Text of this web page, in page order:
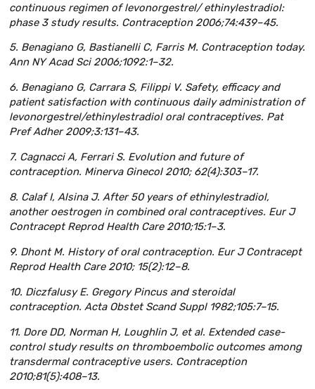
continuous regimen of levonorgestrel/ ethinylestradiol:
phase 3 study results. Contraception 2006;74:439–45.
5. Benagiano G, Bastianelli C, Farris M. Contraception today.
Ann NY Acad Sci 2006;1092:1–32.
6. Benagiano G, Carrara S, Filippi V. Safety, efficacy and
patient satisfaction with continuous daily administration of
levonorgestrel/ethinylestradiol oral contraceptives. Pat
Pref Adher 2009;3:131–43.
7. Cagnacci A, Ferrari S. Evolution and future of
contraception. Minerva Ginecol 2010; 62(4):303–17.
8. Calaf I, Alsina J. After 50 years of ethinylestradiol,
another oestrogen in combined oral contraceptives. Eur J
Contracept Reprod Health Care 2010;15:1–3.
9. Dhont M. History of oral contraception. Eur J Contracept
Reprod Health Care 2010; 15(2):12–8.
10. Diczfalusy E. Gregory Pincus and steroidal
contraception. Acta Obstet Scand Suppl 1982;105:7–15.
11. Dore DD, Norman H, Loughlin J, et al. Extended case-
control study results on thromboembolic outcomes among
transdermal contraceptive users. Contraception
2010;81(5):408–13.